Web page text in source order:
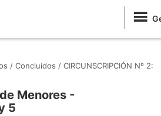
/ Concluidos / CIRCUNSCRIPCIÓN Nº 2:
Menores -
5